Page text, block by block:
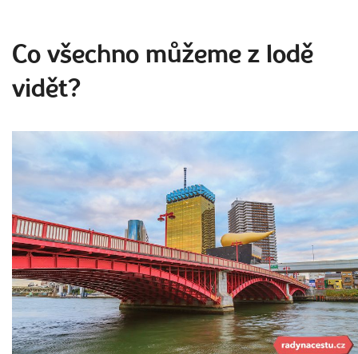
Co všechno můžeme z lodě
vidět?